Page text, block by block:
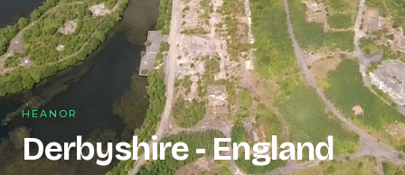
HEANOR
Derbyshire - England